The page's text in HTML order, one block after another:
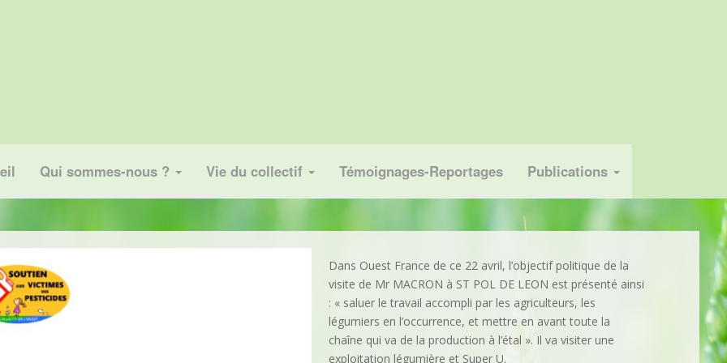
Qui sommes-nous ? Vie du collectif Témoignages-Reportages Publications
Dans Ouest France de ce 22 avril, l’objectif politique de la
visite de Mr MACRON à ST POL DE LEON est présenté ainsi
: « saluer le travail accompli par les agriculteurs, les
légumiers en l’occurrence, et mettre en avant toute la
chaîne qui va de la production à l’étal ». Il va visiter une
exploitation légumière et Super U.